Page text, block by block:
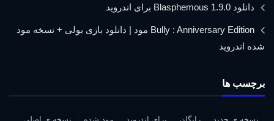
دانلود Blasphemous 1.9.0 برای اندروید
Bully : Anniversary Edition مود | دانلود بازی بولی + نسخه مود
شده اندروید
برچسب ها